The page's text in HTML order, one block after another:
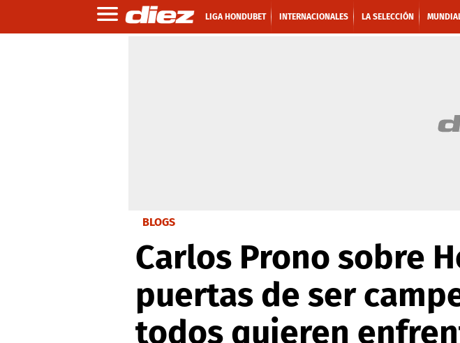
LIGA HONDUBET INTERNACIONALES LA SELECCIÓN
BLOGS
Carlos Prono sobre
puertas de ser
todos quieren